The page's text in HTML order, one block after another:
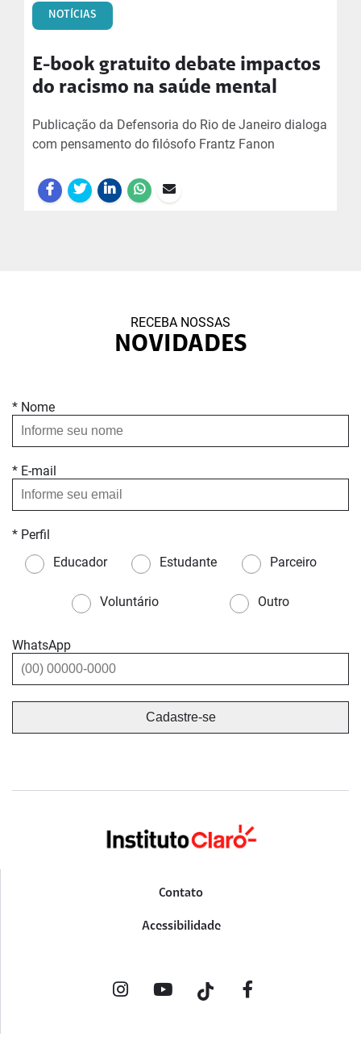
NOTÍCIAS
E-book gratuito debate impactos
do racismo na saúde mental
Publicação da Defensoria do Rio de Janeiro dialoga
com pensamento do filósofo Frantz Fanon
RECEBA NOSSAS
NOVIDADES
* Nome
* E-mail
* Perfil
Educador
Estudante Parceiro
Voluntário Outro
WhatsApp
Contato
Acessibilidade